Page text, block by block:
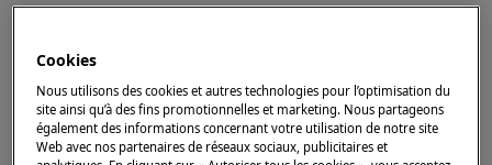
Comment remplacer le bras gicleur
inférieur dans le lave-vaisselle ?
S'applique à
Cookies
Nous utilisons des cookies et autres technologies pour l’optimisation du
site ainsi qu’à des fins promotionnelles et marketing. Nous partageons
également des informations concernant votre utilisation de notre site
Web avec nos partenaires de réseaux sociaux, publicitaires et